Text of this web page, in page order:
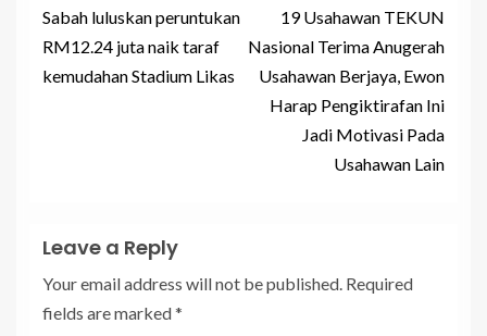
Sabah luluskan peruntukan
RM12.24 juta naik taraf
kemudahan Stadium Likas
19 Usahawan TEKUN
Nasional Terima Anugerah
Usahawan Berjaya, Ewon
Harap Pengiktirafan Ini
Jadi Motivasi Pada
Usahawan Lain
Leave a Reply
Your email address will not be published. Required
fields are marked*